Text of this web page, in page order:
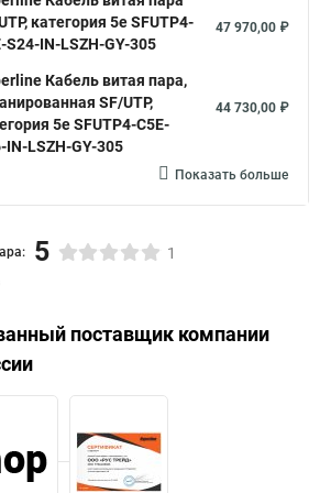
категория 5e SFUTP4-
S24-IN-LSZH-GY-305
47 970,00 ₽
Кабель витая пара,
SF/UTP,
5e SFUTP4-C5E-
IN-LSZH-GY-305
44 730,00 ₽
Показать больше
5 1
поставщик компании